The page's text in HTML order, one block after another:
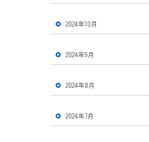
2024年10月
2024年9月
2024年8月
2024年7月